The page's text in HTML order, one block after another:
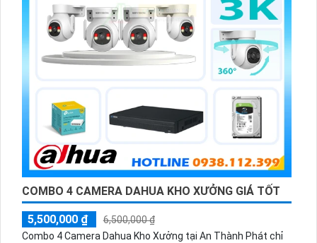
COMBO 4 CAMERA DAHUA KHO XƯỞNG GIÁ TỐT
5,500,000 ₫
6,500,000 ₫
Combo 4 Camera Dahua Kho Xưởng tại An Thành Phát chỉ